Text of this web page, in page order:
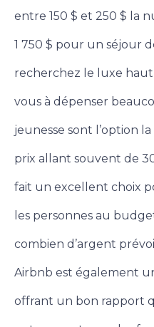
entre 150 $ et 250 $ la
1 750 $ pour un séjour
recherchez le luxe
vous à dépenser
jeunesse sont l’option
prix allant souvent de
fait un excellent choix
les personnes au
combien d’argent
Airbnb est également
offrant un bon rapport